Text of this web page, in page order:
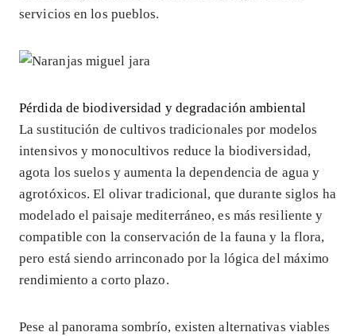
servicios en los pueblos.
Pérdida de biodiversidad y degradación ambiental
La sustitución de cultivos tradicionales por modelos
intensivos y monocultivos reduce la biodiversidad,
agota los suelos y aumenta la dependencia de agua y
agrotóxicos. El olivar tradicional, que durante siglos ha
modelado el paisaje mediterráneo, es más resiliente y
compatible con la conservación de la fauna y la flora,
pero está siendo arrinconado por la lógica del máximo
rendimiento a corto plazo.
Pese al panorama sombrío, existen alternativas viables